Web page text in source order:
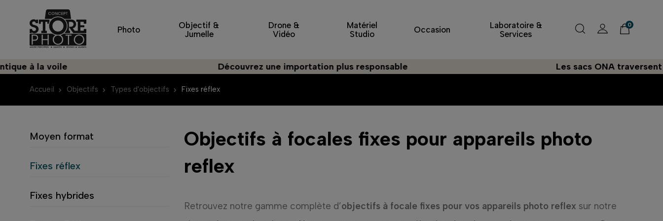
Photo
Objectif &
Jumelle
Drone &
Vidéo
Matériel
Studio
Occasion
Laboratoire &
Services
0
la voile Découvrez une importation plus responsable Les sacs ONA traversent
Accueil Objectifs Types d'objectifs Fixes réflex
Moyen format
Fixes réflex
Fixes hybrides
Objectifs à focales fixes pour appareils photo
reflex
Retrouvez notre gamme complète d’objectifs à focale fixes pour vos appareils photo reflex sur notre